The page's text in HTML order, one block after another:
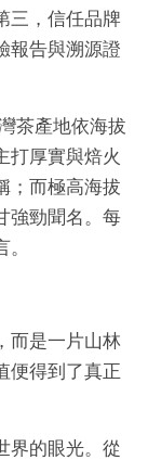
三，信任品牌
報告與溯源證
茶產地依海拔
打厚實與焙火
；而極高海拔
強勁聞名。每
而是一片山林
便得到了真正
界的眼光。從